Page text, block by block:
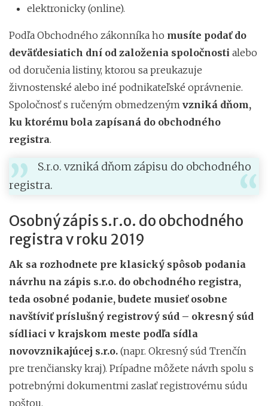
elektronicky (online).
Podľa Obchodného zákonníka ho musíte podať do
deväťdesiatich dní od založenia spoločnosti alebo
od doručenia listiny, ktorou sa preukazuje
živnostenské alebo iné podnikateľské oprávnenie.
Spoločnosť s ručeným obmedzeným vzniká dňom,
ku ktorému bola zapísaná do obchodného
registra.
S.r.o. vzniká dňom zápisu do obchodného
registra.
Osobný zápis s.r.o. do obchodného
registra v roku 2019
Ak sa rozhodnete pre klasický spôsob podania
návrhu na zápis s.r.o. do obchodného registra,
teda osobné podanie, budete musieť osobne
navštíviť príslušný registrový súd – okresný súd
sídliaci v krajskom meste podľa sídla
novovznikajúcej s.r.o. (napr. Okresný súd Trenčín
pre trenčiansky kraj). Prípadne môžete návrh spolu s
potrebnými dokumentmi zaslať registrovému súdu
poštou.